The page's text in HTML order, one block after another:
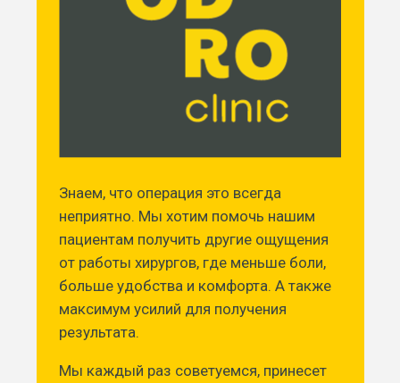
Знаем, что операция это всегда
неприятно. Мы хотим помочь нашим
пациентам получить другие ощущения
от работы хирургов, где меньше боли,
больше удобства и комфорта. А также
максимум усилий для получения
результата.
Мы каждый раз советуемся, принесет